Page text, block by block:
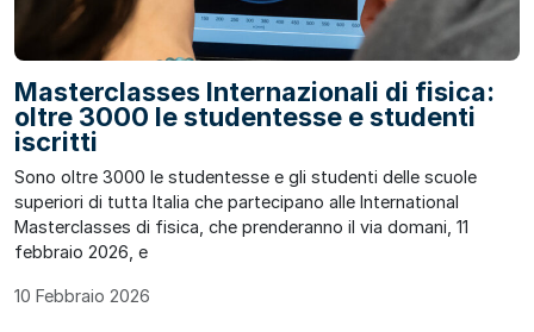
Masterclasses Internazionali di fisica:
oltre 3000 le studentesse e studenti
iscritti
Sono oltre 3000 le studentesse e gli studenti delle scuole
superiori di tutta Italia che partecipano alle International
Masterclasses di fisica, che prenderanno il via domani, 11
febbraio 2026, e
10 Febbraio 2026